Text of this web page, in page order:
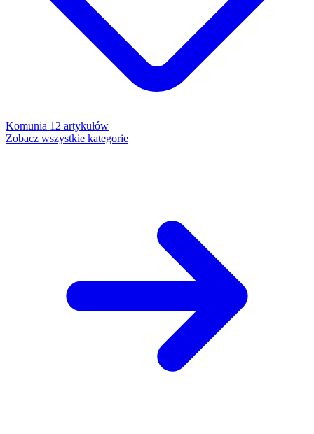
Komunia 12 artykułów
Zobacz wszystkie kategorie